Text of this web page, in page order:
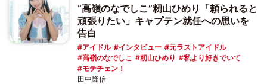
“高嶺のなでしこ”籾山ひめり「頼られると
頑張りたい」キャプテン就任への思いを
告白
アイドル インタビュー
元ラストアイドル
高嶺のなでしこ
籾山ひめり
私より好きでいて
モテチェン！
田中隆信